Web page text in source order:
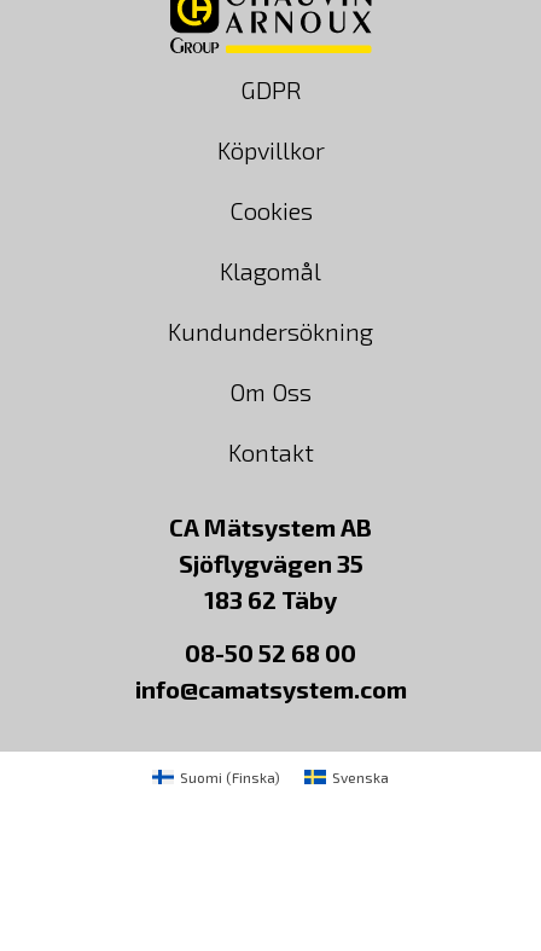
GDPR
Köpvillkor
Cookies
Klagomål
Kundundersökning
Om Oss
Kontakt
CA Mätsystem AB
Sjöflygvägen 35
183 62 Täby
08-50 52 68 00
info@camatsystem.com
Suomi (Finska) Svenska